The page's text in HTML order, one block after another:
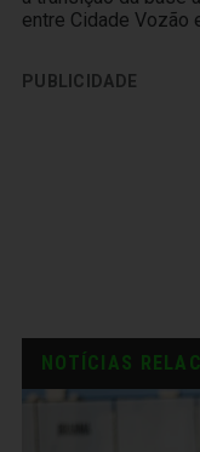
entre Cidade Vozão
PUBLICIDADE
NOTÍCIAS